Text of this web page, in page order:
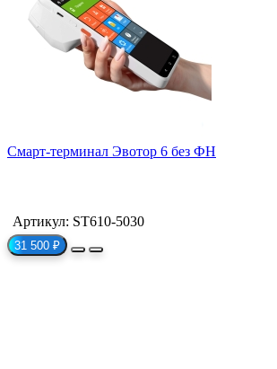
Смарт-терминал Эвотор 6 без ФН
Артикул: ST610-5030
31 500 ₽